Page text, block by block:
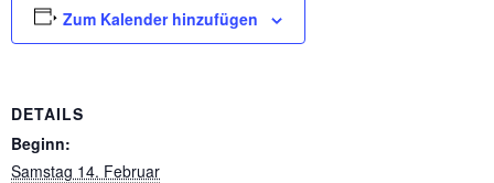
Zum Kalender hinzufügen
DETAILS
Beginn:
Samstag 14. Februar